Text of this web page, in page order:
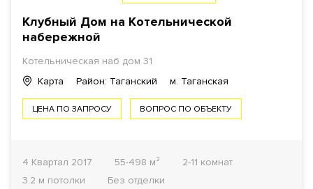
Клубный Дом на Котельнической
набережной
Котельническая наб дом 31
Карта
Район: Таганский м. Таганская
ЦЕНА ПО ЗАПРОСУ ВОПРОС ПО ОБЪЕКТУ
4 Квартал 2017 55-498 м²
2-11 комнат
3.2 м потолки
Без отделки